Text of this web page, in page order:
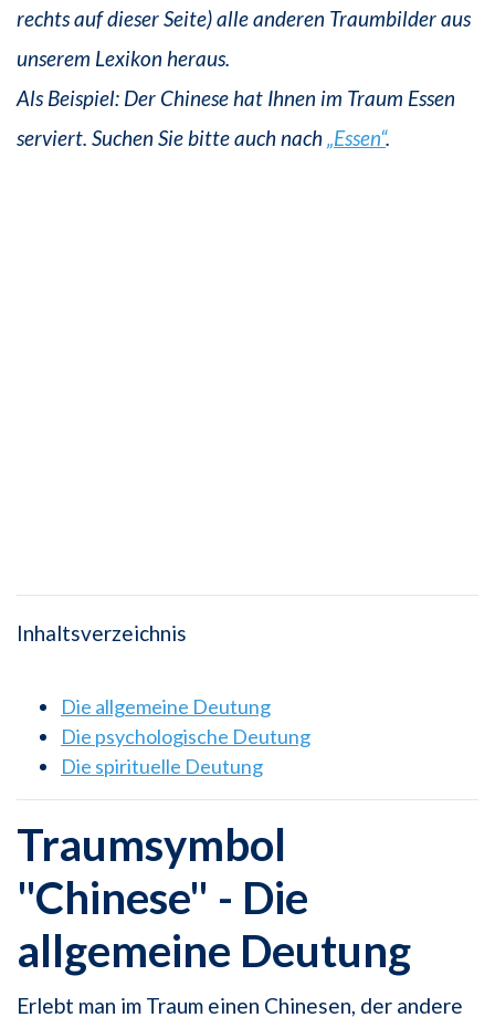
rechts auf dieser Seite) alle anderen Traumbilder aus
unserem Lexikon heraus.
Als Beispiel: Der Chinese hat Ihnen im Traum Essen
serviert. Suchen Sie bitte auch nach „Essen“.
Inhaltsverzeichnis
Die allgemeine Deutung
Die psychologische Deutung
Die spirituelle Deutung
Traumsymbol
"Chinese" - Die
allgemeine Deutung
Erlebt man im Traum einen Chinesen, der andere